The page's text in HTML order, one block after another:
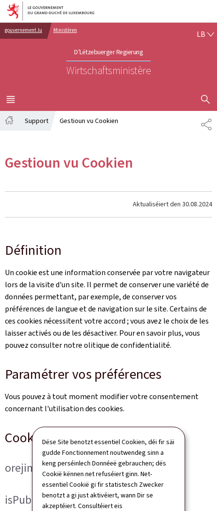
Dëse Site benotzt essentiel Cookien, déi fir säi
gudde Fonctionnement noutwendeg sinn a
keng perséinlech Donnéeë gebrauchen; dës
Cookië kënnen net refuséiert ginn. Net-
essentiel Cookië gi fir statistesch Zwecker
benotzt a gi just aktivéiert, wann Dir se
akzeptéiert. Consultéiert eis
Bei den Haaptmenü goen
Bei den Inhalt goen
gouvernement.lu Ministèren
D’Lëtzebuerger Regierung
Wirtschaftsministère
LB
MENÜ
HAAPT-
SHOW
Support Gestioun vu Cookien
Gestioun vu Cookien
Aktualiséiert den 30.08.2024
Définition
Un cookie est une information conservée par votre navigateur
lors de la visite d'un site. Il permet de conserver une variété de
données permettant, par exemple, de conserver vos
préférences de langue et de navigation sur le site. Certains de
ces cookies nécessitent votre accord ; vous avez le choix de les
laisser activés ou de les désactiver. Pour en savoir plus, vous
pouvez consulter notre olitique de confidentialité.
Paramétrer vos préférences
Vous pouvez à tout moment modifier votre consentement
concernant l'utilisation des cookies.
Cookies techniques
orejime
isPublicWebsite